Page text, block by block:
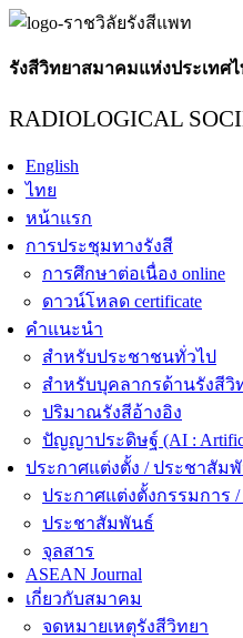
รังสีวิทยาสมาคมแห่งประเทศ
RADIOLOGICAL
English
ไทย
หน้าแรก
การประชุมทางรังสี
การศึกษาต่อเนื่อง online
ดาวน์โหลด certificate
คำแนะนำ
สำหรับประชาชนทั่วไป
สำหรับบุคลากรด้านรังสีวิ
ปริมาณรังสีอ้างอิง
ปัญญาประดิษฐ์ (AI :
ประกาศแต่งตั้ง / ประชาสัม
ประกาศแต่งตั้งกรรมการ
ประชาสัมพันธ์
จุลสาร
ASEAN Journal
เกี่ยวกับสมาคม
จดหมายเหตุรังสีวิทยา